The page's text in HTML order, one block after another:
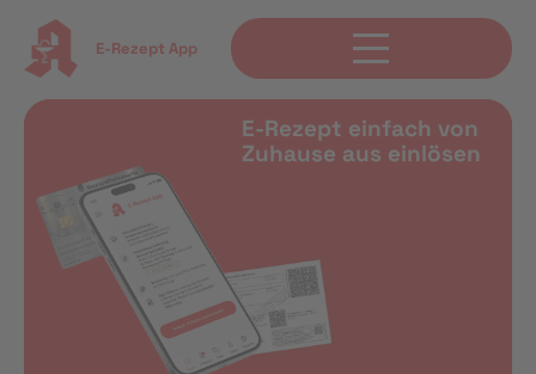
E-Rezept App
E-Rezept einfach von
Zuhause aus einlösen